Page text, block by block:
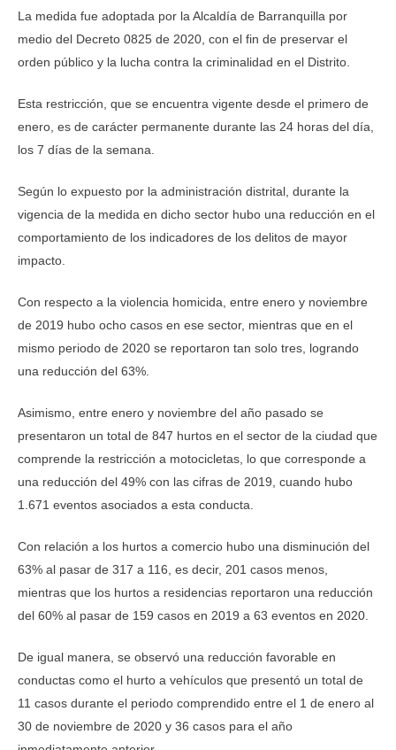
La medida fue adoptada por la Alcaldía de Barranquilla por
medio del Decreto 0825 de 2020, con el fin de preservar el
orden público y la lucha contra la criminalidad en el Distrito.
Esta restricción, que se encuentra vigente desde el primero de
enero, es de carácter permanente durante las 24 horas del día,
los 7 días de la semana.
Según lo expuesto por la administración distrital, durante la
vigencia de la medida en dicho sector hubo una reducción en el
comportamiento de los indicadores de los delitos de mayor
impacto.
Con respecto a la violencia homicida, entre enero y noviembre
de 2019 hubo ocho casos en ese sector, mientras que en el
mismo periodo de 2020 se reportaron tan solo tres, logrando
una reducción del 63%.
Asimismo, entre enero y noviembre del año pasado se
presentaron un total de 847 hurtos en el sector de la ciudad que
comprende la restricción a motocicletas, lo que corresponde a
una reducción del 49% con las cifras de 2019, cuando hubo
1.671 eventos asociados a esta conducta.
Con relación a los hurtos a comercio hubo una disminución del
63% al pasar de 317 a 116, es decir, 201 casos menos,
mientras que los hurtos a residencias reportaron una reducción
del 60% al pasar de 159 casos en 2019 a 63 eventos en 2020.
De igual manera, se observó una reducción favorable en
conductas como el hurto a vehículos que presentó un total de
11 casos durante el periodo comprendido entre el 1 de enero al
30 de noviembre de 2020 y 36 casos para el año